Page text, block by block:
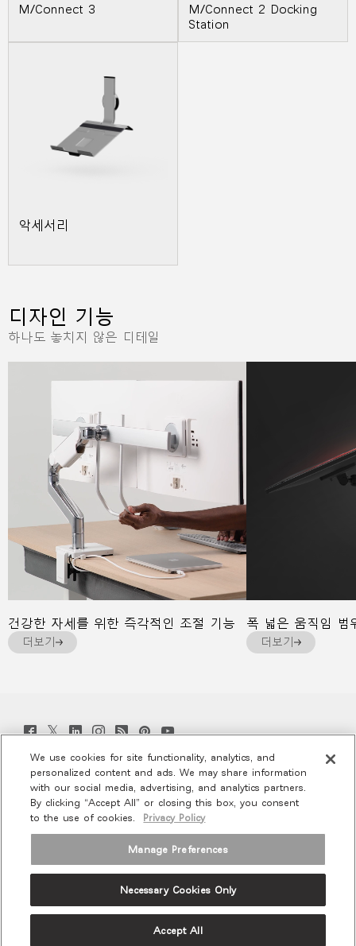
M/Connect 3
M/Connect 2 Docking
Station
악세서리
디자인 기능
하나도 놓치지 않은 디테일
건강한 자세를 위한 즉각적인 조절 기능
더보기
폭 넓은 움직임 범
더보기
Facebook
new
window)
Twitter
(opens
window)
LinkedIn
new
window)
Instagram
new
window)
Humanscale
(opens
new
window)
Pinterst
new
window)
YouTube
window)
프로모션 및 뉴스 가입
이메일 가입
인체공학
리소스
We use cookies for site functionality, analytics, and
personalized content and ads. We may share information
with our social media, advertising, and analytics partners.
By clicking “Accept All” or closing this box, you consent
to the use of cookies.
Privacy Policy
Manage Preferences
Necessary Cookies Only
Accept All